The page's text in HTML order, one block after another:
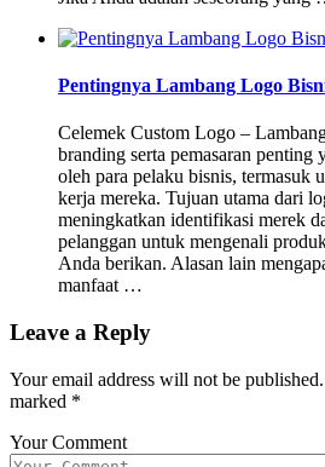
Pentingnya Lambang Logo
Celemek Custom Logo –
branding serta pemasaran penting
oleh para pelaku bisnis, termasuk
kerja mereka. Tujuan utama dari
meningkatkan identifikasi merek
pelanggan untuk mengenali
Anda berikan. Alasan lain
manfaat …
Leave a Reply
Your email address will not be published.
marked *
Your Comment